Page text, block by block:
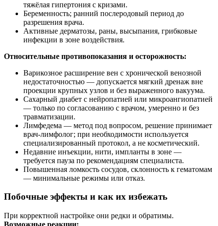
тяжёлая гипертония с кризами.
Беременность; ранний послеродовый период до
разрешения врача.
Активные дерматозы, раны, высыпания, грибковые
инфекции в зоне воздействия.
Относительные противопоказания и осторожность:
Варикозное расширение вен с хронической венозной
недостаточностью — допускается мягкий дренаж вне
проекции крупных узлов и без выраженного вакуума.
Сахарный диабет с нейропатией или микроангиопатией
— только по согласованию с врачом, умеренно и без
травматизации.
Лимфедема — метод под вопросом, решение принимает
врач‑лимфолог; при необходимости используется
специализированный протокол, а не косметический.
Недавние инъекции, нити, импланты в зоне —
требуется пауза по рекомендациям специалиста.
Повышенная ломкость сосудов, склонность к гематомам
— минимальные режимы или отказ.
Побочные эффекты и как их избежать
При корректной настройке они редки и обратимы.